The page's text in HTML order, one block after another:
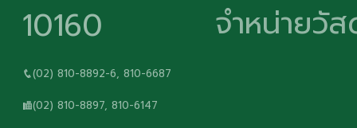
10160
(02) 810-8892-6, 810-6687
(02) 810-8897, 810-6147
จำหน่ายวั